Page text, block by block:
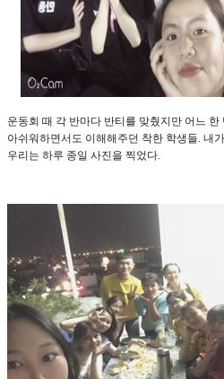
운동회 때 각 반마다 반티를 맞췄지만 어느
아쉬워하면서도 이해해주던 착한 학생들. 내
우리는 하루 종일 사진을 찍었다.